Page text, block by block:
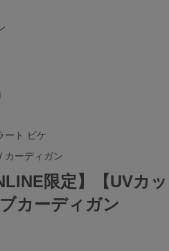
ート ピケ
/ カーディガン
限定】【UVカ
カーディガン